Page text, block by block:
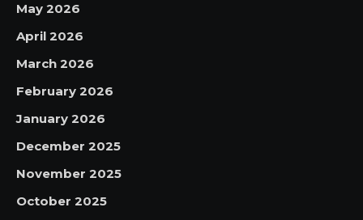
May 2026
April 2026
March 2026
February 2026
January 2026
December 2025
November 2025
October 2025